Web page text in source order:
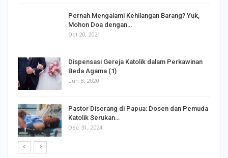
Pernah Mengalami Kehilangan Barang? Yuk,
Mohon Doa dengan…
Oct 20, 2021
Dispensasi Gereja Katolik dalam Perkawinan
Beda Agama (1)
Jun 8, 2020
Pastor Diserang di Papua: Dosen dan Pemuda
Katolik Serukan…
Dec 31, 2024